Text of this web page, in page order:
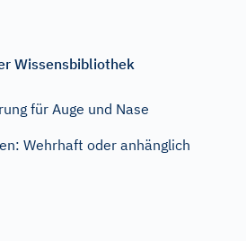
Wissensbibliothek
für Auge und Nase
Wehrhaft oder anhänglich